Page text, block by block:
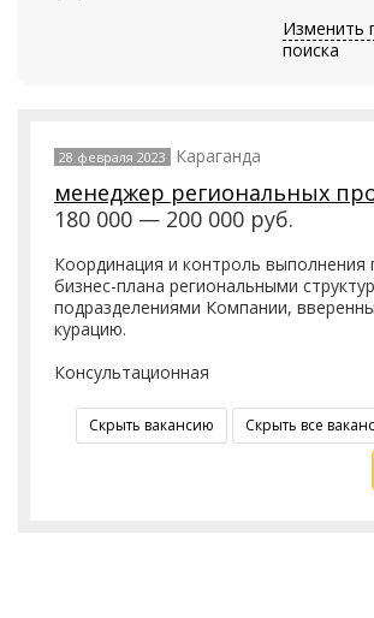
Изменить
поиска
28 февраля 2023 Караганда
менеджер региональных
180 000 — 200 000 руб.
Координация и контроль выполнения
бизнес-плана региональными
подразделениями Компании,
курацию.
Консультационная
Скрыть вакансию Скрыть все